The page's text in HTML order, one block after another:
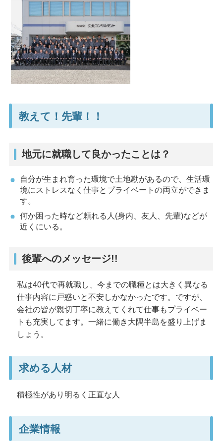
教えて！先輩！！
地元に就職して良かったことは？
自分が生まれ育った環境で土地勘があるので、生活環
境にストレスなく仕事とプライベートの両立ができま
す。
何か困った時など頼れる人(身内、友人、先輩)などが
近くにいる。
後輩へのメッセージ!!
私は40代で再就職し、今までの職種とは大きく異なる
仕事内容に戸惑いと不安しかなかったです。ですが、
会社の皆が親切丁寧に教えてくれて仕事もプライベー
トも充実してます。一緒に働き大隅半島を盛り上げま
しょう。
求める人材
積極性があり明るく正直な人
企業情報